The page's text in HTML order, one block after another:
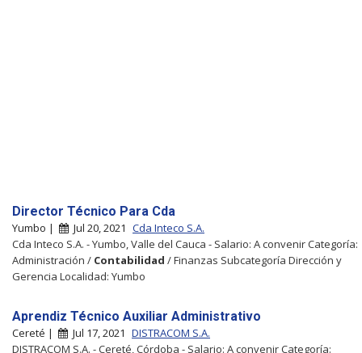
Director Técnico Para Cda
Yumbo | Jul 20, 2021 Cda Inteco S.A.
Cda Inteco S.A. - Yumbo, Valle del Cauca - Salario: A convenir Categoría:
Administración / Contabilidad / Finanzas Subcategoría Dirección y
Gerencia Localidad: Yumbo
Aprendiz Técnico Auxiliar Administrativo
Cereté | Jul 17, 2021 DISTRACOM S.A.
DISTRACOM S.A. - Cereté, Córdoba - Salario: A convenir Categoría: